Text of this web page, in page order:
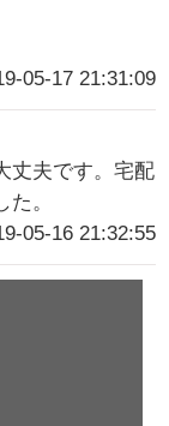
05-17 21:31:09
丈夫です。宅配
。
05-16 21:32:55